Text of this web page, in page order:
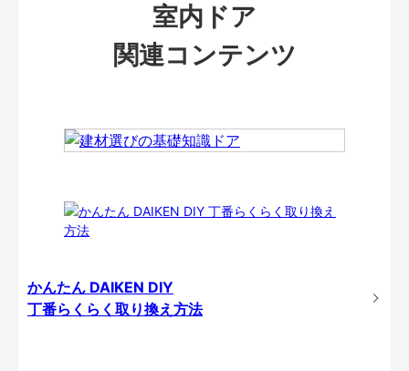
室内ドア
関連コンテンツ
かんたん DAIKEN DIY
丁番らくらく取り換え方法